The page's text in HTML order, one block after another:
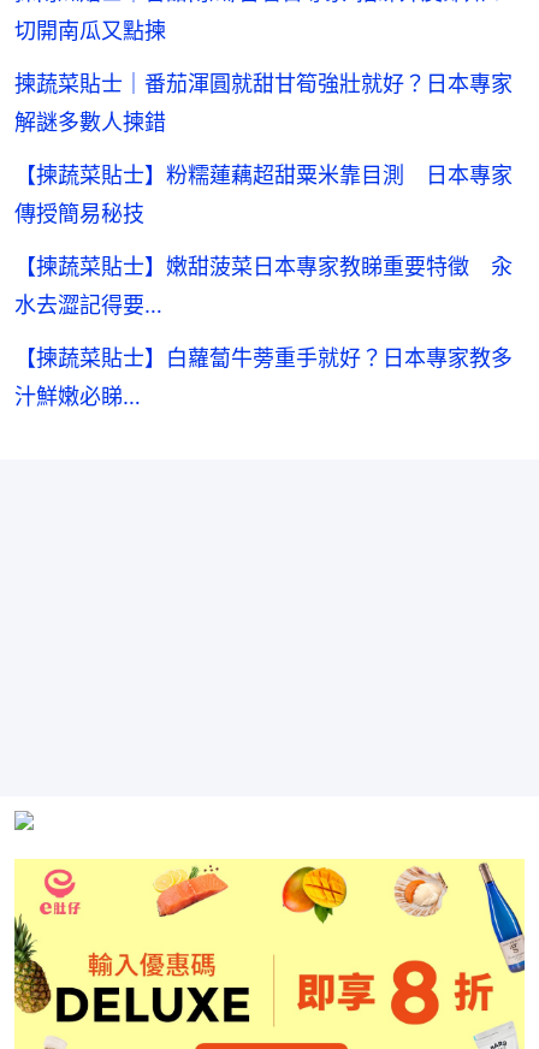
切開南瓜又點揀
揀蔬菜貼士｜番茄渾圓就甜甘筍強壯就好？日本專家
解謎多數人揀錯
【揀蔬菜貼士】粉糯蓮藕超甜粟米靠目測 日本專家
傳授簡易秘技
【揀蔬菜貼士】嫩甜菠菜日本專家教睇重要特徵 汆
水去澀記得要…
【揀蔬菜貼士】白蘿蔔牛蒡重手就好？日本專家教多
汁鮮嫩必睇…